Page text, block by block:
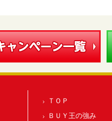
ＴＯＰ
ＢＵＹ王の強み